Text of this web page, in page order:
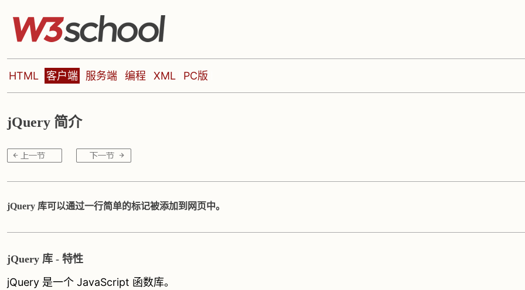
HTML 客户端 服务端 编程 XML PC版
jQuery 简介
jQuery 库可以通过一行简单的标记被添加到网页中。
jQuery 库 - 特性
jQuery 是一个 JavaScript 函数库。